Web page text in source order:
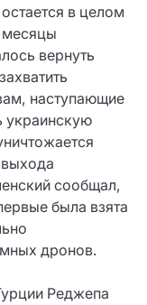
в целом
месяцы
вернуть
наступающие
украинскую
сообщал,
была взята
дронов.
Реджепа